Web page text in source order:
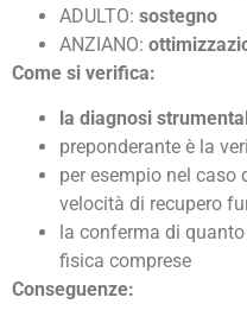
ADULTO: sostegno
ANZIANO:
Come si verifica:
la diagnosi
preponderante è la
per esempio nel
velocità di recupero
la conferma di
fisica comprese
Conseguenze: